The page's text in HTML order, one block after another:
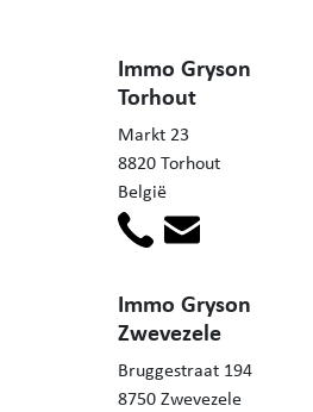
Immo Gryson
Torhout
Markt 23
8820 Torhout
België
Immo Gryson
Zwevezele
Bruggestraat 194
8750 Zwevezele